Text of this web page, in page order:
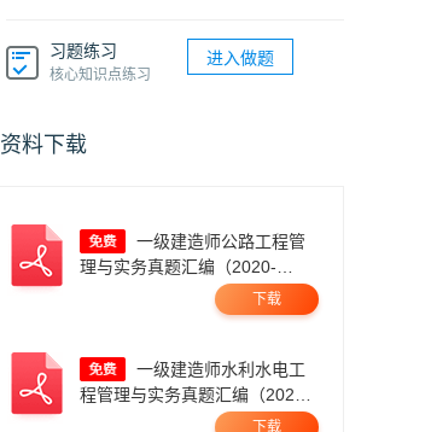
习题练习
核心知识点练习
进入做题
资料下载
理与实务真题汇编（2020-
下载
程管理与实务真题汇编（2020-
2025，21年暂缺）.pdf
下载